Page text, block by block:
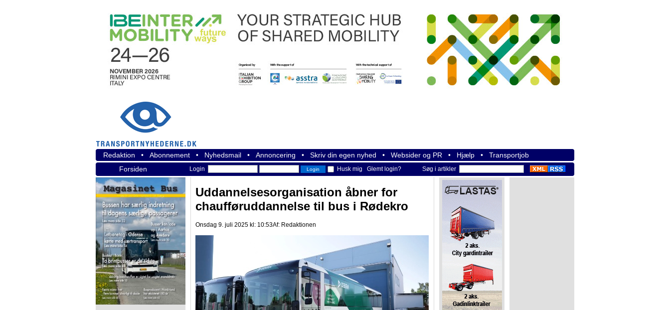
Redaktion • Abonnement • Nyhedsmail • Annoncering • Skriv din egen nyhed • Websider og PR • Hjælp • Transportjob
Forsiden
Login Husk mig Glemt login? Søg i artikler
Uddannelsesorganisation åbner for
chaufføruddannelse til bus i Rødekro
Onsdag 9. juli 2025 kl: 10:53Af: Redaktionen